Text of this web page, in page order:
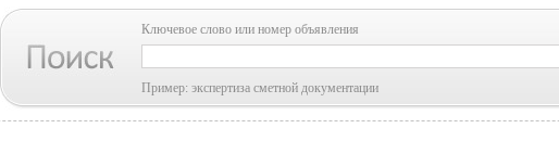
Ключевое слово или номер объявления
Пример: экспертиза сметной документации